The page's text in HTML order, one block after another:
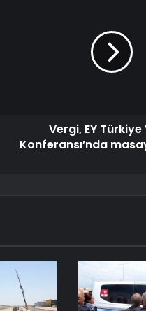
Vergi, EY
Konferansı’nda